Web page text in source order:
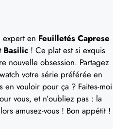
expert en Feuilletés Caprese
Basilic ! Ce plat est si exquis
nouvelle obsession. Partagez
votre série préférée en
en vouloir pour ça ? Faites-moi
vous, et n’oubliez pas : la
amusez-vous ! Bon appétit !